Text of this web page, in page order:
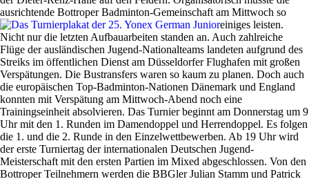
ausrichtende Bottroper Badminton-Gemeinschaft am Mittwoch so
einiges leisten.
Nicht nur die letzten Aufbauarbeiten standen an. Auch zahlreiche
Flüge der ausländischen Jugend-Nationalteams landeten aufgrund des
Streiks im öffentlichen Dienst am Düsseldorfer Flughafen mit großen
Verspätungen. Die Bustransfers waren so kaum zu planen. Doch auch
die europäischen Top-Badminton-Nationen Dänemark und England
konnten mit Verspätung am Mittwoch-Abend noch eine
Trainingseinheit absolvieren. Das Turnier beginnt am Donnerstag um 9
Uhr mit den 1. Runden im Damendoppel und Herrendoppel. Es folgen
die 1. und die 2. Runde in den Einzelwettbewerben. Ab 19 Uhr wird
der erste Turniertag der internationalen Deutschen Jugend-
Meisterschaft mit den ersten Partien im Mixed abgeschlossen. Von den
Bottroper Teilnehmern werden die BBGler Julian Stamm und Patrick